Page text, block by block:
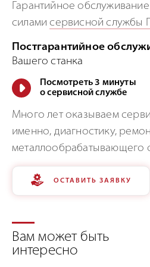
Гарантийное
силамисервисной службы
Постгарантийное
Вашего станка
Посмотреть 3 минуты
о сервисной службе
Много лет оказываем
именно, диагностику,
металлообрабатывающего
ОСТАВИТЬ ЗАЯВКУ
Вам может быть
интересно